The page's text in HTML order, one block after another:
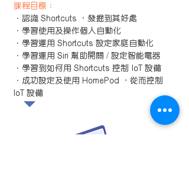
課程目標：
．認識 Shortcuts ，發掘到其好處
．學習使用及操作個人自動化
．學習運用 Shortcuts 設定家庭自動化
．學習運用 Siri 幫助開關 / 設定智能電器
．學習到如何用 Shortcuts 控制 IoT 設備
．成功設定及使用 HomePod ，從而控制
loT 設備